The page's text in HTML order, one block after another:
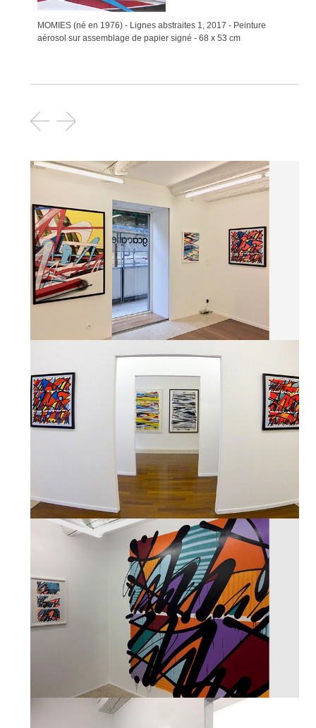
MOMIES (né en 1976) - Lignes abstraites 1, 2017 - Peinture
aérosol sur assemblage de papier signé - 68 x 53 cm